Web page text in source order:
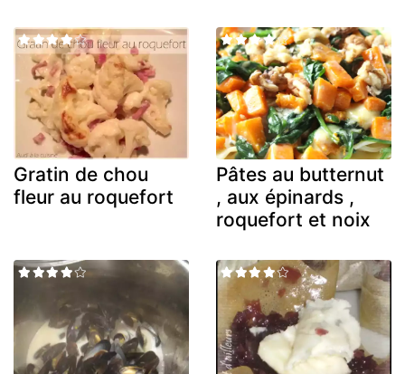
Gratin de chou
fleur au roquefort
Pâtes au butternut
, aux épinards ,
roquefort et noix